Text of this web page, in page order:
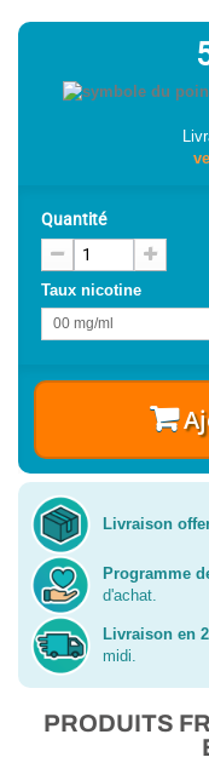
Quantité
Taux nicotine
00 mg/ml
Livraison
Programme
d'achat.
Livraison en
midi.
PRODUITS